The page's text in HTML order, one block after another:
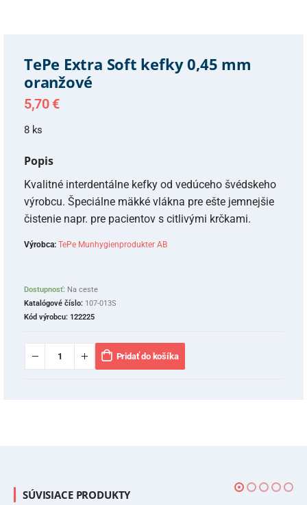
TePe Extra Soft kefky 0,45 mm
oranžové
5,70 €
8 ks
Popis
Kvalitné interdentálne kefky od vedúceho švédskeho
výrobcu. Špeciálne mäkké vlákna pre ešte jemnejšie
čistenie napr. pre pacientov s citlivými krčkami.
Výrobca: TePe Munhygienprodukter AB
Dostupnosť: Na ceste
Katalógové číslo: 107-013S
Kód výrobcu: 122225
Pridať do košíka
SÚVISIACE PRODUKTY